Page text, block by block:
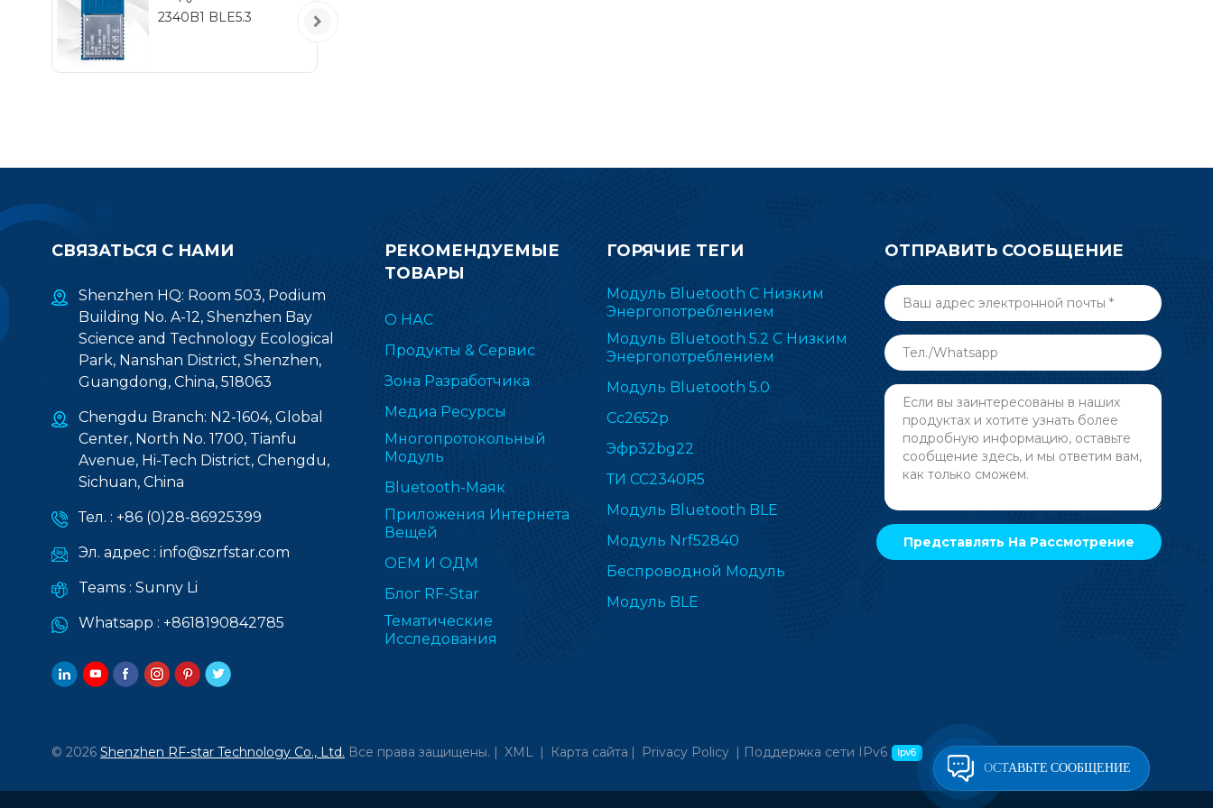
2340B1 BLE5.3
СВЯЗАТЬСЯ С НАМИ
Shenzhen HQ: Room 503, Podium
Building No. A-12, Shenzhen Bay
Science and Technology Ecological
Park, Nanshan District, Shenzhen,
Guangdong, China, 518063
Chengdu Branch: N2-1604, Global
Center, North No. 1700, Tianfu
Avenue, Hi-Tech District, Chengdu,
Sichuan, China
Тел. : +86 (0)28-86925399
Эл. адрес : info@szrfstar.com
Teams : Sunny Li
Whatsapp : +8618190842785
РЕКОМЕНДУЕМЫЕ
ТОВАРЫ
О НАС
Продукты & Сервис
Зона Разработчика
Медиа Ресурсы
Многопротокольный
Модуль
Bluetooth-Маяк
Приложения Интернета
Вещей
ОЕМ И ОДМ
Блог RF-Star
Тематические
Исследования
ГОРЯЧИЕ ТЕГИ
Модуль Bluetooth С Низким
Энергопотреблением
Модуль Bluetooth 5.2 С Низким
Энергопотреблением
Модуль Bluetooth 5.0
Cc2652p
Эфр32bg22
ТИ CC2340R5
Модуль Bluetooth BLE
Модуль Nrf52840
Беспроводной Модуль
Модуль BLE
ОТПРАВИТЬ СООБЩЕНИЕ
© 2026 Shenzhen RF-star Technology Co., Ltd. Все права защищены. | XML | Карта сайта | Privacy Policy | Поддержка сети IPv6
ОСТАВЬТЕ СООБЩЕНИЕ